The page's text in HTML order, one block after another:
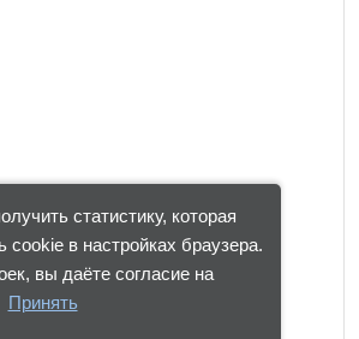
статистику, которая
в настройках браузера.
вы даёте согласие на
Принять